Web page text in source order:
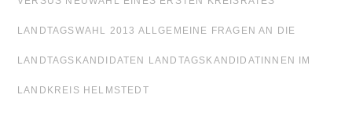
LANDTAGSWAHL 2013 ALLGEMEINE FRAGEN AN DIE
LANDTAGSKANDIDATEN LANDTAGSKANDIDATINNEN IM
LANDKREIS HELMSTEDT